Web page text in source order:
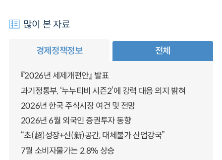
많이 본 자료
경제정책정보 전체
『2026년 세제개편안』 발표
과기정통부, ‘누누티비 시즌2’에 강력 대응 의지 밝혀
2026년 한국 주식시장 여건 및 전망
2026년 6월 외국인 증권투자 동향
“초(超)성장+신(新)공간, 대체불가 산업강국”
7월 소비자물가는 2.8% 상승